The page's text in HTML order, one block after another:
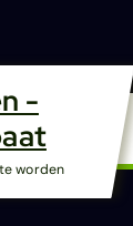
-
worden